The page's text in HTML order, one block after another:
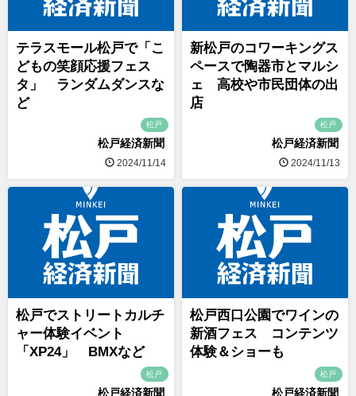
テラスモール松戸で「こ
どもの笑顔応援フェス
タ」 ランダムダンスな
ど
松戸
松戸経済新聞
2024/11/14
新松戸のコワーキングス
ペースで陶器市とマルシ
ェ 高校や市民団体の出
店
松戸
松戸経済新聞
2024/11/13
松戸でストリートカルチ
ャー体験イベント
「XP24」 BMXなど
松戸
松戸経済新聞
松戸西口公園でワインの
新酒フェス コンテンツ
体験＆ショーも
松戸
松戸経済新聞